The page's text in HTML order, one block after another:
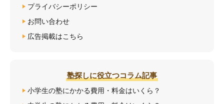
プライバシーポリシー
お問い合わせ
広告掲載はこちら
塾探しに役立つコラム記事
小学生の塾にかかる費用・料金はいくら？